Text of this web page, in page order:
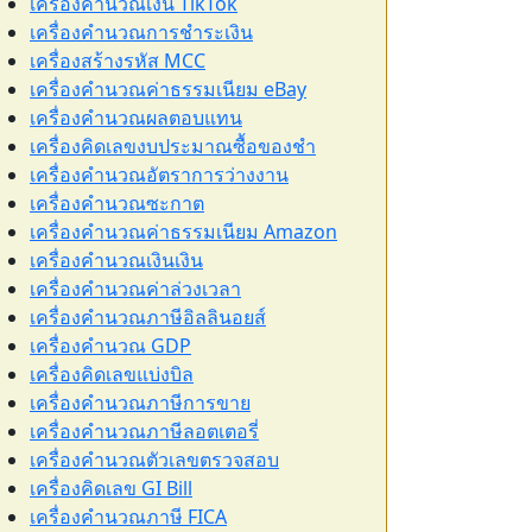
เครื่องคำนวณการชำระเงิน
เครื่องสร้างรหัส MCC
เครื่องคำนวณค่าธรรมเนียม eBay
เครื่องคำนวณผลตอบแทน
เครื่องคิดเลขงบประมาณซื้อของชำ
เครื่องคำนวณอัตราการว่างงาน
เครื่องคำนวณซะกาต
เครื่องคำนวณค่าธรรมเนียม Amazon
เครื่องคำนวณเงินเงิน
เครื่องคำนวณค่าล่วงเวลา
เครื่องคำนวณภาษีอิลลินอยส์
เครื่องคำนวณ GDP
เครื่องคิดเลขแบ่งบิล
เครื่องคำนวณภาษีการขาย
เครื่องคำนวณภาษีลอตเตอรี่
เครื่องคำนวณตัวเลขตรวจสอบ
เครื่องคิดเลข GI Bill
เครื่องคำนวณภาษี FICA